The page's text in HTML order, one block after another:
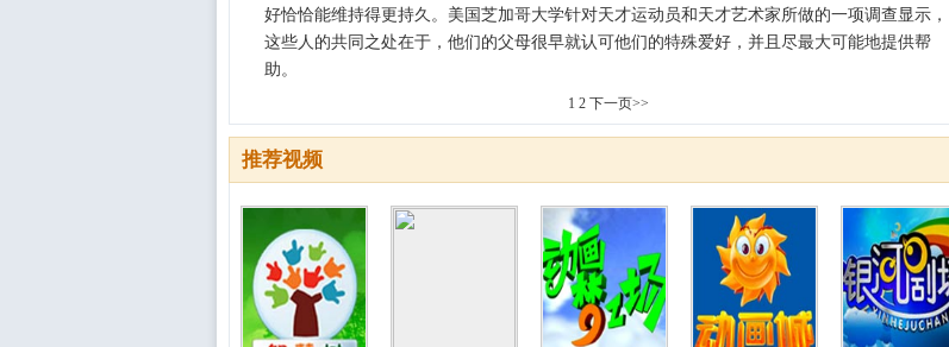
好恰恰能维持得更持久。美国芝加哥大学针对天才运动员和天才艺术家所做的一项调查显示，
这些人的共同之处在于，他们的父母很早就认可他们的特殊爱好，并且尽最大可能地提供帮
助。
1 2 下一页>>
推荐视频